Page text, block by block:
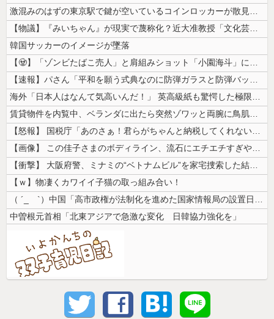
激混みのはずの東京駅で鍵が空いているコインロッカーが散見、「ラッキー」...
【物議】『みいちゃん』が現実で蔑称化？近大准教授「文化芸術は人を傷つけ...
韓国サッカーのイメージが墜落
【🧟】「ゾンビたばこ売人」と肩組みショット「小園海斗」に注がれる“厳...
【速報】パさん「平和を願う式典なのに防弾ガラスと防弾バッグSP」安倍元...
海外「日本人はなんて気高いんだ！」 英高級紙も驚愕した極限の中の日本人...
賃貸物件を内覧中、ベランダに出たら突然ゾワッと両腕に鳥肌が出た。「やっ...
【怒報】 国税庁「あのさぁ！君らがちゃんと納税してくれないとこうなっち...
【画像】 この佳子さまのボディライン、流石にエチエチすぎやろ！
【衝撃】 大阪府警、ミナミの“ベトナムビル”を家宅捜索した結果・・・・...
【ｗ】物凄くカワイイ子猫の取っ組み合い！
（ ´_ゝ`）中国「高市政権が法制化を進めた国家情報局の設置日が7月3...
中曽根元首相「北東アジアで急激な変化 日韓協力強化を」